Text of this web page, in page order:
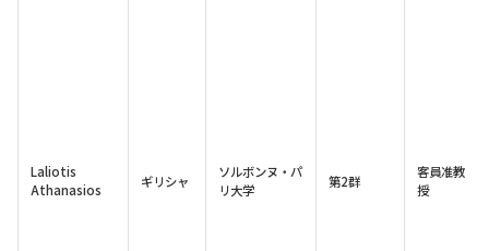
Laliotis
Athanasios
ギリシャ
ソルボンヌ・パ
リ大学
第2群
客員准教
授